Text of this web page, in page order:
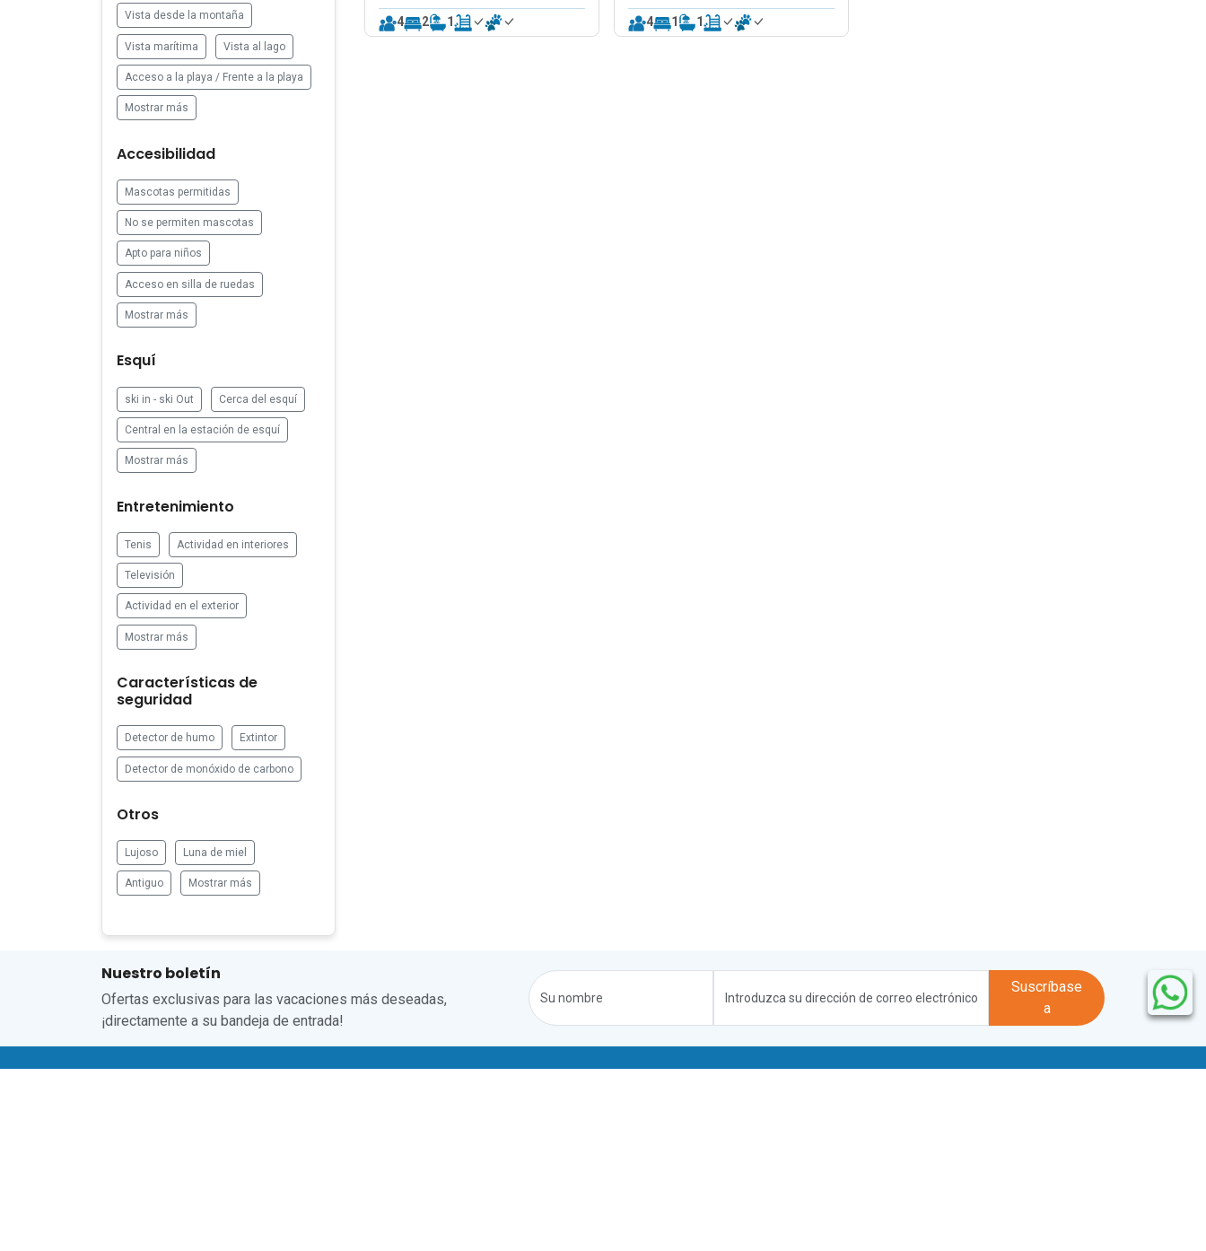
Vista desde la montaña
Vista marítima Vista al lago
Acceso a la playa / Frente a la playa
Mostrar más
Accesibilidad
Mascotas permitidas
No se permiten mascotas
Apto para niños
Acceso en silla de ruedas
Mostrar más
Esquí
ski in - ski Out Cerca del esquí
Central en la estación de esquí
Mostrar más
Entretenimiento
Tenis Actividad en interiores
Televisión
Actividad en el exterior
Mostrar más
Características de
seguridad
Detector de humo Extintor
Detector de monóxido de carbono
Otros
Lujoso Luna de miel
Antiguo Mostrar más
4 2 1 4 1 1
Nuestro boletín
Ofertas exclusivas para las vacaciones más deseadas,
¡directamente a su bandeja de entrada!
Suscríbase
a